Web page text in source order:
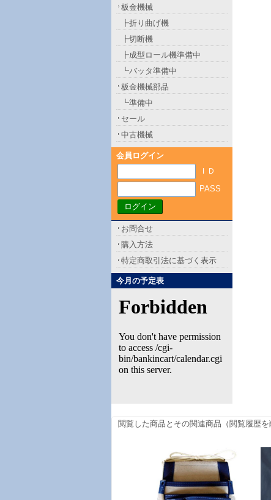
板金機械
┣折り曲げ機
┣切断機
┣成型ロール機準備中
┗バッタ準備中
板金機械部品
┗準備中
セール
中古機械
会員ログイン
ＩＤ
PASS
お問合せ
購入方法
特定商取引法に基づく表示
今月の予定表